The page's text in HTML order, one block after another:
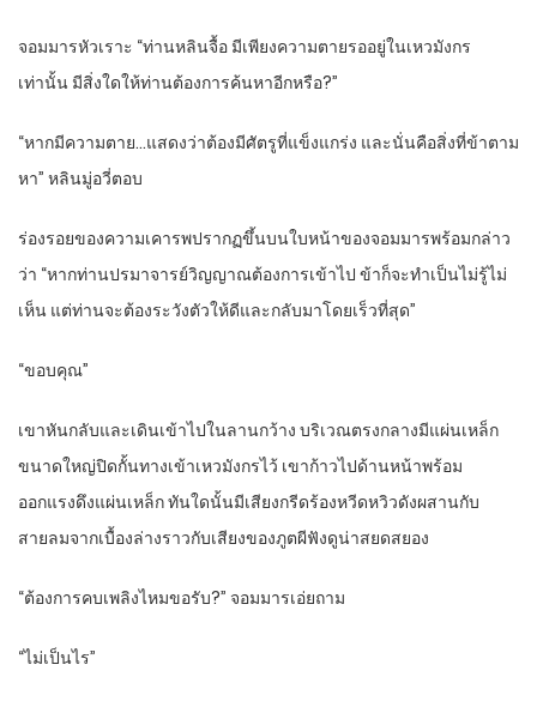
จอมมารหัวเราะ “ท่านหลินจื้อ มีเพียงความตายรออยู่ในเหวมังกร
เท่านั้น มีสิ่งใดให้ท่านต้องการค้นหาอีกหรือ?”
“หากมีความตาย…แสดงว่าต้องมีศัตรูที่แข็งแกร่ง และนั่นคือสิ่งที่ข้าตาม
หา” หลินมู่อวี่ตอบ
ร่องรอยของความเคารพปรากฏขึ้นบนใบหน้าของจอมมารพร้อมกล่าว
ว่า “หากท่านปรมาจารย์วิญญาณต้องการเข้าไป ข้าก็จะทำเป็นไม่รู้ไม่
เห็น แต่ท่านจะต้องระวังตัวให้ดีและกลับมาโดยเร็วที่สุด”
“ขอบคุณ”
เขาหันกลับและเดินเข้าไปในลานกว้าง บริเวณตรงกลางมีแผ่นเหล็ก
ขนาดใหญ่ปิดกั้นทางเข้าเหวมังกรไว้ เขาก้าวไปด้านหน้าพร้อม
ออกแรงดึงแผ่นเหล็ก ทันใดนั้นมีเสียงกรีดร้องหวีดหวิวดังผสานกับ
สายลมจากเบื้องล่างราวกับเสียงของภูตผีฟังดูน่าสยดสยอง
“ต้องการคบเพลิงไหมขอรับ?” จอมมารเอ่ยถาม
“ไม่เป็นไร”